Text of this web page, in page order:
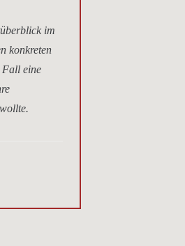
im
konkreten
Fall eine